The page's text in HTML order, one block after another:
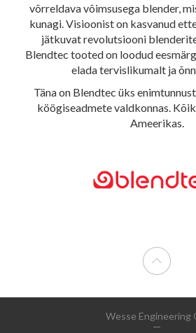
võrreldava võimsusega blender,
kunagi. Visioonist on kasvanud
jätkuvat revolutsiooni
Blendtec tooted on loodud
elada tervislikumalt ja
Täna on Blendtec üks
köögiseadmete valdkonnas.
Ameerikas.
Wesse Engineering